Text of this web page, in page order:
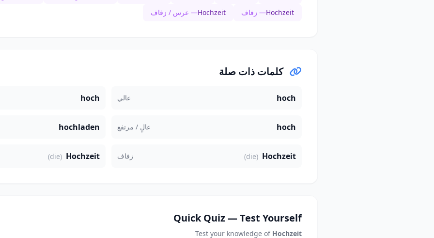
Hochzeit— زفاف Hochzeit— عرس / زفاف
كلمات ذات صلة
hoch عالي hoch
hoch عالٍ / مرتفع hochladen
Hochzeit
(die) زفاف Hochzeit
(die)
Quick Quiz — Test Yourself
Test your knowledge of Hochzeit